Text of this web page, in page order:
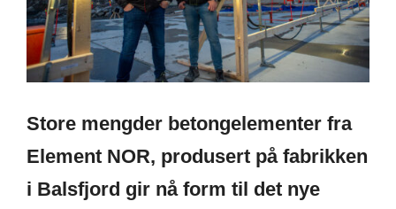
Store mengder betongelementer fra
Element NOR, produsert på fabrikken
i Balsfjord gir nå form til det nye